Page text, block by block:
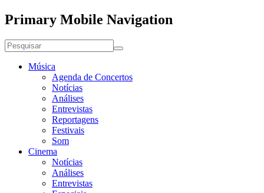
Primary Mobile Navigation
Música
Agenda de Concertos
Notícias
Análises
Entrevistas
Reportagens
Festivais
Som
Cinema
Notícias
Análises
Entrevistas